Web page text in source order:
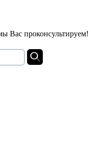
Вас проконсультируем!